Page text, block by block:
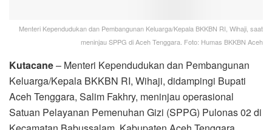
Menteri Kependudukan dan Pembangunan Keluarga/Kepala BKKBN RI, Wihaji, saat
meninjau SPPG di Aceh Tenggara. Foto: Humas BKKBN Aceh
Kutacane– Menteri Kependudukan dan Pembangunan
Keluarga/Kepala BKKBN RI, Wihaji, didampingi Bupati
Aceh Tenggara, Salim Fakhry, meninjau operasional
Satuan Pelayanan Pemenuhan Gizi (SPPG) Pulonas 02 di